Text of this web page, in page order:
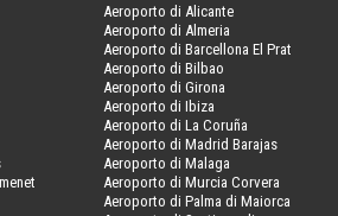
Aeroporto di Alicante
Aeroporto di Almeria
Aeroporto di Barcellona El Prat
Aeroporto di Bilbao
Aeroporto di Girona
Aeroporto di Ibiza
Aeroporto di La Coruña
Aeroporto di Madrid Barajas
Aeroporto di Malaga
Aeroporto di Murcia Corvera
Aeroporto di Palma di Maiorca